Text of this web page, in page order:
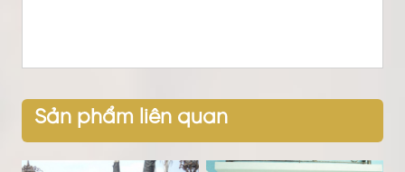
Sản phẩm liên quan